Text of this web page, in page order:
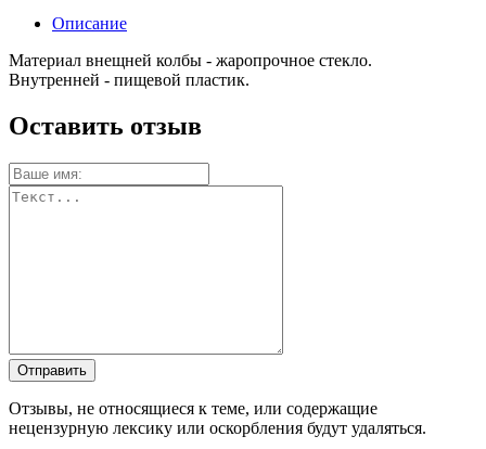
Описание
Материал внещней колбы - жаропрочное стекло.
Внутренней - пищевой пластик.
Оставить отзыв
Отправить
Отзывы, не относящиеся к теме, или содержащие
нецензурную лексику или оскорбления будут удаляться.